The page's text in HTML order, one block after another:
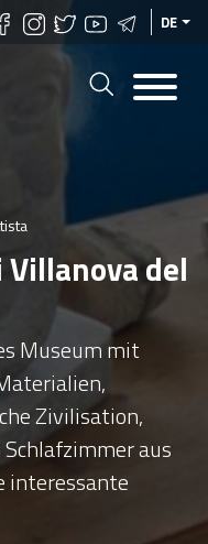
DE
Villanova del
Museum mit
Zivilisation,
aus
interessante